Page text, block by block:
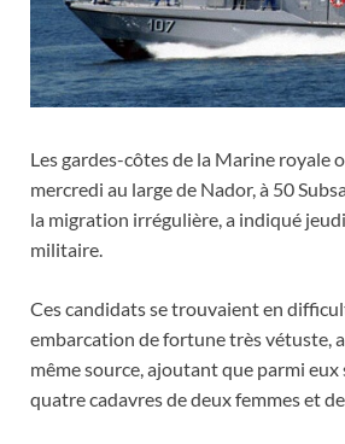
Les gardes-côtes de la Marine royale
mercredi au large de Nador, à 50
la migration irrégulière, a indiqué
militaire.
Ces candidats se trouvaient en
embarcation de fortune très vétuste,
même source, ajoutant que parmi
quatre cadavres de deux femmes et